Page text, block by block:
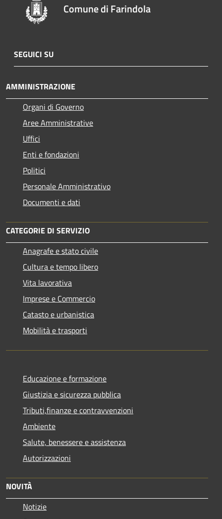
Comune di Farindola
SEGUICI SU
AMMINISTRAZIONE
Organi di Governo
Aree Amministrative
Uffici
Enti e fondazioni
Politici
Personale Amministrativo
Documenti e dati
CATEGORIE DI SERVIZIO
Anagrafe e stato civile
Cultura e tempo libero
Vita lavorativa
Imprese e Commercio
Catasto e urbanistica
Mobilità e trasporti
Educazione e formazione
Giustizia e sicurezza pubblica
Tributi,finanze e contravvenzioni
Ambiente
Salute, benessere e assistenza
Autorizzazioni
NOVITÀ
Notizie